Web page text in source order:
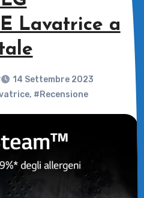
Lavatrice a
14 Settembre 2023
, #Recensione